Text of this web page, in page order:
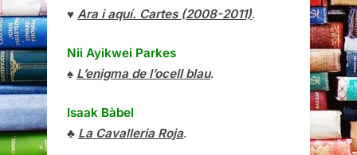
♥ Ara i aquí. Cartes (2008-2011).
Nii Ayikwei Parkes
♠ L’enigma de l’ocell blau.
Isaak Bàbel
♣ La Cavalleria Roja.